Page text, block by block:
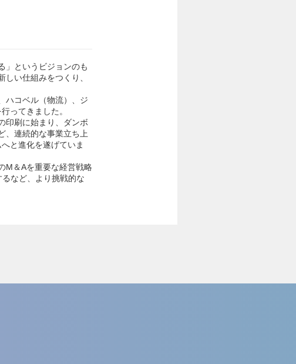
」というビジョンのも
い仕組みをつくり、
ハコベル（物流）、ジ
ってきました。
印刷に始まり、ダンボ
、連続的な事業立ち上
と進化を遂げていま
M＆Aを重要な経営戦略
など、より挑戦的な